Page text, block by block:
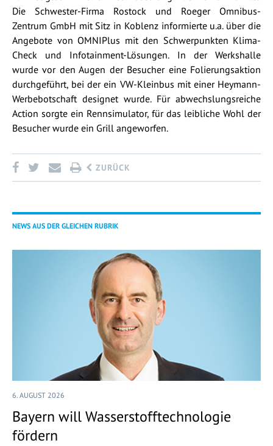
Die Schwester-Firma Rostock und Roeger Omnibus-
Zentrum GmbH mit Sitz in Koblenz informierte u.a. über die
Angebote von OMNIPlus mit den Schwerpunkten Klima-
Check und Infotainment-Lösungen. In der Werkshalle
wurde vor den Augen der Besucher eine Folierungsaktion
durchgeführt, bei der ein VW-Kleinbus mit einer Heymann-
Werbebotschaft designet wurde. Für abwechslungsreiche
Action sorgte ein Rennsimulator, für das leibliche Wohl der
Besucher wurde ein Grill angeworfen.
ZURÜCK
NEWS AUS DER GLEICHEN RUBRIK
6. AUGUST 2026
Bayern will Wasserstofftechnologie
fördern